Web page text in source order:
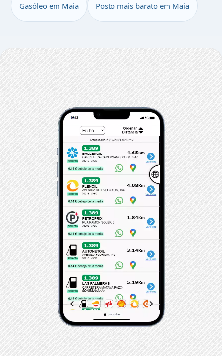
Gasóleo em Maia Posto mais barato em Maia